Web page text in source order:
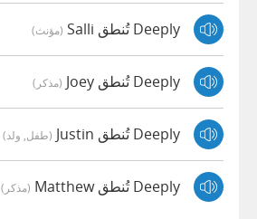
Deeply تُنطق Salli (مؤنث)
Deeply تُنطق Joey (مذكر)
Deeply تُنطق Justin (طفل, ولد)
Deeply تُنطق Matthew (مذكر)